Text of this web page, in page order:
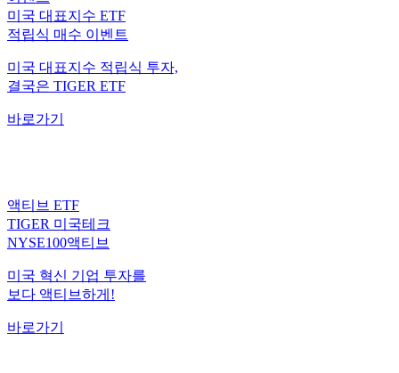
미국 대표지수 ETF
적립식 매수 이벤트
미국 대표지수 적립식 투자,
결국은 TIGER ETF
바로가기
액티브 ETF
TIGER 미국테크
NYSE100액티브
미국 혁신 기업 투자를
보다 액티브하게!
바로가기